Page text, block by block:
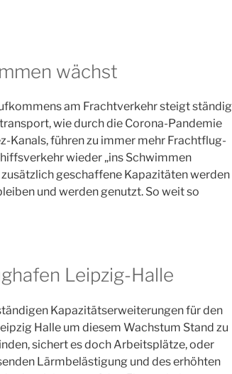
wächst
am Frachtverkehr steigt ständig
wie durch die Corona-Pandemie
Kanals, führen zu immer mehr Frachtflug-
wieder „ins Schwimmen
geschaffene Kapazitäten werden
und werden genutzt. So weit so
Leipzig-Halle
Kapazitätserweiterungen für den
Halle um diesem Wachstum Stand zu
sichert es doch Arbeitsplätze, oder
Lärmbelästigung und des erhöhten